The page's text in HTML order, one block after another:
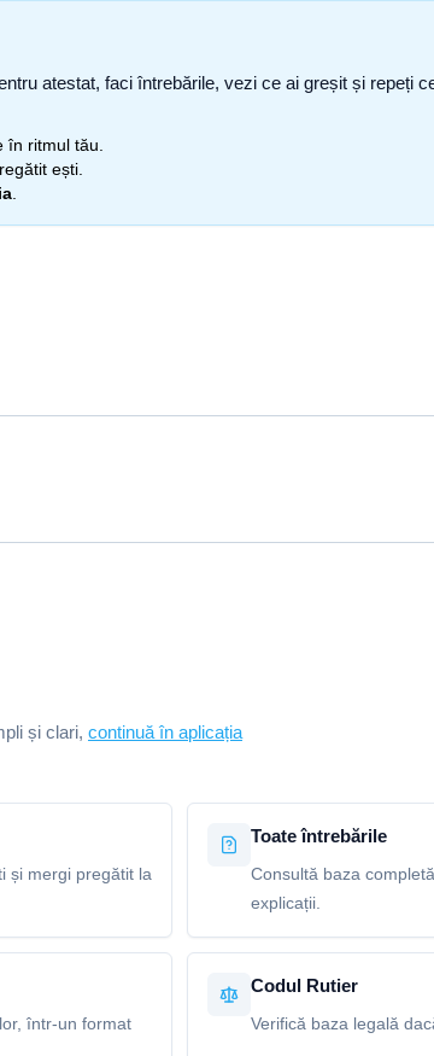
atestat, faci întrebările, vezi ce ai greșit și repeți
în ritmul tău.
ești.
și clari, continuă în aplicația
și mergi pregătit la
Toate întrebările
Consultă baza
explicații.
într-un format
Codul Rutier
Verifică baza legală